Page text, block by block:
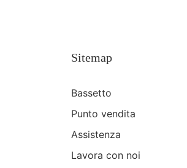
Sitemap
Bassetto
Punto vendita
Assistenza
Lavora con noi